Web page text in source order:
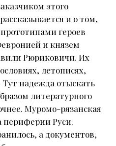
этого
и о том,
героев
и князем
Рюриковичи. Их
летописях,
надежда отыскать
литературного
Муромо-рязанская
периферии Руси.
а документов,